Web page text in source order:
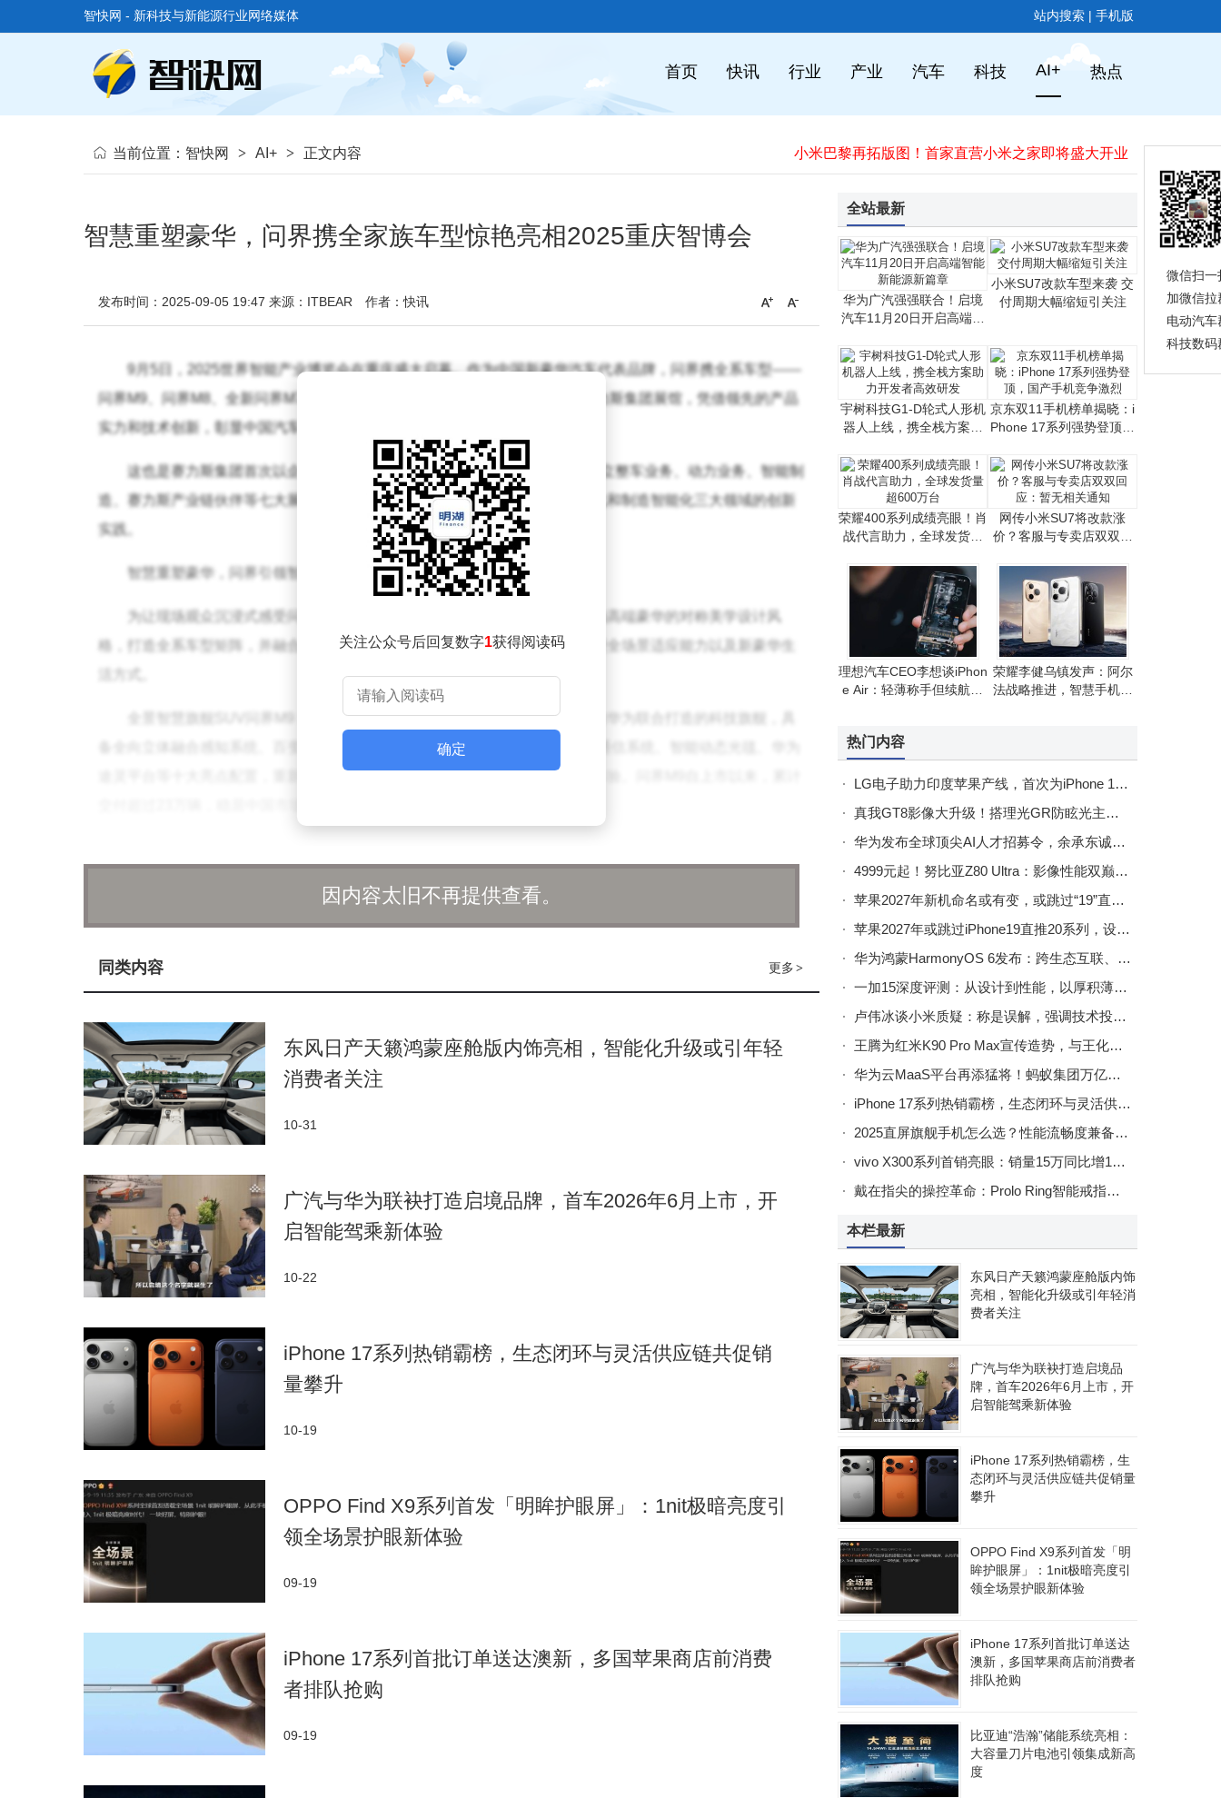
站内搜索 | 手机版
智快网 - 新科技与新能源行业网络媒体
首页 快讯 行业 产业 汽车 科技 AI+ 热点
TCL华星全球显示生态大会：四款新品亮相，AI赋能制造，印刷OLED节能显著
​小米巴黎再拓版图！首家直营小米之家即将盛大开业​
OpenAI推出GPT-5.1系列：对话更有趣，推理更持久，个性化风格增至八种
1899元的iPhone“袜子包”：时尚碰撞下，苹果的配件新探索
谷歌入局私有AI计算：融合云端与端侧AI，隐私保护或成行业新标杆
TCL华星全球显示生态大会：四款新品亮相，AI赋能制造，印刷OLED节能显著
当前位置： 智快网 > AI+ > 正文内容
智慧重塑豪华，问界携全家族车型惊艳亮相2025重庆智博会
发布时间：2025-09-05 19:47 来源：ITBEAR 作者：快讯
9月5日，2025世界智能产业博览会在重庆盛大启幕。作为中国新豪华汽车代表品牌，问界携全系车型——
问界M9、问界M8、全新问界M7、问界新M5 Ultra登陆重庆国际博览中心N5赛力斯集团展馆，凭借领先的产品
实力和技术创新，彰显中国汽车在智能时代的技术自信和向上突破。
这也是赛力斯集团首次以企业展馆形式亮相，展馆面积超过1万平方米，设立整车业务、动力业务、智能制
造、赛力斯产业链伙伴等七大展区，系统呈现赛力斯在整车智能化、技术智能化和制造智能化三大领域的创新
实践。
智慧重塑豪华，问界引领智慧出行新体验
为让现场观众沉浸式感受问界品牌的独特魅力，展台设计延续了品牌一贯的高端豪华的对称美学设计风
格，打造全系车型矩阵，并融合了轻奢露营与现代都市两大场景，诠释问界车型全场景适应能力以及新豪华生
全景智慧旗舰SUV问界M9 2025款无疑是本次展台焦点之一，这款赛力斯与华为联合打造的科技旗舰，具
备全向立体融合感知系统、百变奢享空间、HarmonyOS 4智能座舱、华为星河通信系统、智能动态光毯、华为
破10万台，并首次在2025智博会展台亮相，成为展台上最具人气的明星之一。此次焕新升级的全新问界M7，
驾ADS 4，支持增程与纯电双动力选择，打造更平稳、更安全的高品质驾乘体验。
目前，全新问界M7全国展车已陆续到店，100+门店外展陆续启动，新车将于9月23日正式上市。
定位于高颜都市智能SUV的问界新M5 Ultra，实现了“颜值、驾控、辅助驾驶、安全、座舱”五大产品力升
rt + 模式，为年轻家庭及都市精英带来更智能、更安全、更具品质感的出行体验。上市至今，问界M5系列已累
计收获超14万车主信赖。
体系实力赋能，彰显智慧出行典范
问界系列产品的成功，得益于赛力斯强大的智造体系赋能。在汽车产业大脑生态下的赛力斯超级工厂里，
AI技术助力3000多台智能设备协同作业，实现了关键工序100%自动化生产、过程质量数据100%自动化采集，
为产品品质筑牢根基。
同时，赛力斯还创新性地推进产业集成化、集聚化。以电池生产为例，赛力斯与宁德时代开展战略合作，
首创电池“厂中厂”的新模式，并在超级工厂投产;实现了开发、质量、生产同步，大幅提升了产品交付效率，同
凭借卓越品质、领先技术与创新服务，问界全系累计交付量突破75万辆，刷新中国新能源豪华品牌交付速
度纪录。在杰兰路《2025年度上半年新能源汽车品牌健康度研究》中，问界荣获品牌发展信心指数第一名，问
界M9荣获车型总榜净推荐值(NPS)第一名，深受市场与用户的认可和喜爱。
此次问界全系于智博会的盛大亮相，不仅彰显了品牌“智慧重塑豪华”的理念，也为“中国智造”品牌升维提供
了新思路。未来，问界将坚定不移地走在智慧出行前沿，不懈探索新能源智能汽车全新境界，为用户带来持续
领先的智慧出行体验。
关注公众号后回复数字1获得阅读码
确定
因内容太旧不再提供查看。
更多 >
同类内容
东风日产天籁鸿蒙座舱版内饰亮相，智能化升级或引年轻
消费者关注
10-31
广汽与华为联袂打造启境品牌，首车2026年6月上市，开
启智能驾乘新体验
10-22
iPhone 17系列热销霸榜，生态闭环与灵活供应链共促销
量攀升
10-19
OPPO Find X9系列首发「明眸护眼屏」：1nit极暗亮度引
领全场景护眼新体验
09-19
iPhone 17系列首批订单送达澳新，多国苹果商店前消费
者排队抢购
09-19
全站最新
华为广汽强强联合！启境
汽车11月20日开启高端智
小米SU7改款车型来袭 交
付周期大幅缩短引关注
宇树科技G1-D轮式人形机
器人上线，携全栈方案助
京东双11手机榜单揭晓：i
Phone 17系列强势登顶，
荣耀400系列成绩亮眼！肖
战代言助力，全球发货量
网传小米SU7将改款涨
价？客服与专卖店双双回
理想汽车CEO李想谈iPhon
e Air：轻薄称手但续航有
荣耀李健乌镇发声：阿尔
法战略推进，智慧手机生
热门内容
LG电子助力印度苹果产线，首次为iPhone 17生产提供关键设备
真我GT8影像大升级！搭理光GR防眩光主摄，五大影调+定制模式全配齐
华为发布全球顶尖AI人才招募令，余承东诚邀热爱AI的年轻人共攀高峰
4999元起！努比亚Z80 Ultra：影像性能双巅峰的诚意之作
苹果2027年新机命名或有变，或跳过“19”直接推出“iPhone 20”系列
苹果2027年或跳过iPhone19直推20系列，设计革新纪念初代问世二十周年
华为鸿蒙HarmonyOS 6发布：跨生态互联、安全升级、小艺智能体协同新体验
一加15深度评测：从设计到性能，以厚积薄发之姿引领行业新变革
卢伟冰谈小米质疑：称是误解，强调技术投入，去年已开两家自有工厂
王腾为红米K90 Pro Max宣传造势，与王化评论区互动，真机外观首亮相
华为云MaaS平台再添猛将！蚂蚁集团万亿参数Ling-1T模型上架，专属部署释放强劲能力
iPhone 17系列热销霸榜，生态闭环与灵活供应链共促销量攀升
2025直屏旗舰手机怎么选？性能流畅度兼备的TOP机型排行榜来了
vivo X300系列首销亮眼：销量15万同比增170%，产品经理透露实际量或更高
戴在指尖的操控革命：Prolo Ring智能戒指开启设备控制新体验
本栏最新
东风日产天籁鸿蒙座舱版内饰
亮相，智能化升级或引年轻消
费者关注
广汽与华为联袂打造启境品
牌，首车2026年6月上市，开
启智能驾乘新体验
iPhone 17系列热销霸榜，生
态闭环与灵活供应链共促销量
攀升
OPPO Find X9系列首发「明
眸护眼屏」：1nit极暗亮度引
领全场景护眼新体验
iPhone 17系列首批订单送达
澳新，多国苹果商店前消费者
排队抢购
比亚迪“浩瀚”储能系统亮相：
大容量刀片电池引领集成新高
度
微信扫一
加微信拉
电动汽车
科技数码